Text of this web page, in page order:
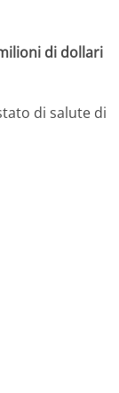
di dollari
di salute di